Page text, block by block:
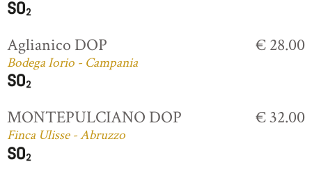
Aglianico DOP
Bodega Iorio - Campania
€ 28.00
MONTEPULCIANO DOP
Finca Ulisse - Abruzzo
€ 32.00